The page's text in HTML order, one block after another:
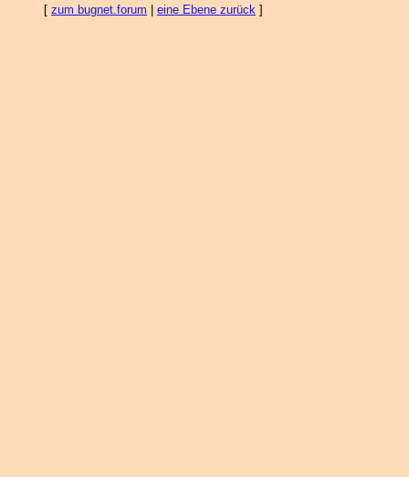
[ zum bugnet.forum eine Ebene zurück ]